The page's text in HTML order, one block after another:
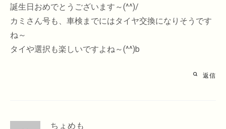
誕生日おめでとうございます～(^^)/
カミさん号も、車検までにはタイヤ交換になりそうです
ね～
タイや選択も楽しいですよね～(^^)b
返信
ちょめも